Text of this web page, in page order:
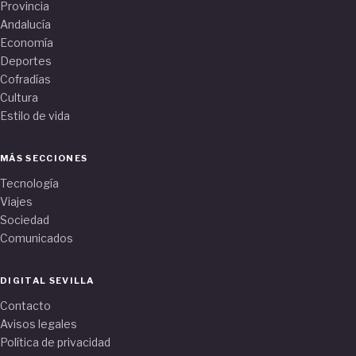
Provincia
Andalucía
Economía
Deportes
Cofradías
Cultura
Estilo de vida
MÁS SECCIONES
Tecnología
Viajes
Sociedad
Comunicados
DIGITAL SEVILLA
Contacto
Avisos legales
Política de privacidad